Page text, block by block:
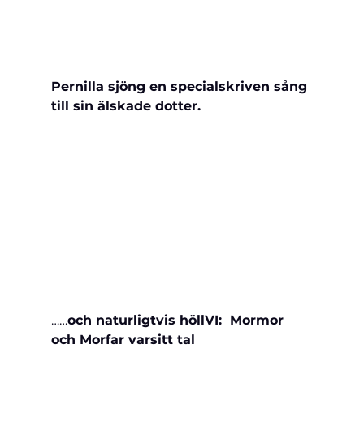
Pernilla sjöng en specialskriven sång
till sin älskade dotter.
……och naturligtvis höllVI:  Mormor
och Morfar varsitt tal